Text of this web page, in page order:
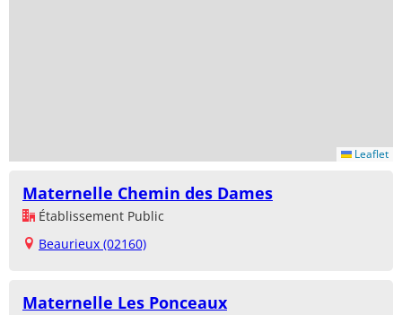
Leaflet
Maternelle Chemin des Dames
Établissement Public
Beaurieux (02160)
Maternelle Les Ponceaux